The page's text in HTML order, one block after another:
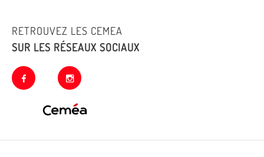
RETROUVEZ LES CEMEA
SUR LES RÉSEAUX SOCIAUX
facebook instagram